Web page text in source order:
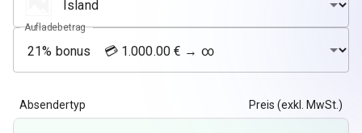
Aufladebetrag
Absendertyp Preis (exkl. MwSt.)